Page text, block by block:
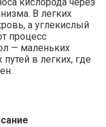
кислорода через
В легких
а углекислый
процесс
— маленьких
в легких, где